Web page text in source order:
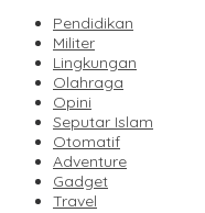
Pendidikan
Militer
Lingkungan
Olahraga
Opini
Seputar Islam
Otomatif
Adventure
Gadget
Travel